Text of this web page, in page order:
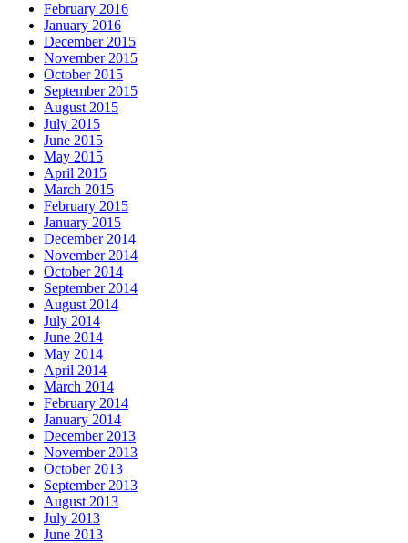
February 2016
January 2016
December 2015
November 2015
October 2015
September 2015
August 2015
July 2015
June 2015
May 2015
April 2015
March 2015
February 2015
January 2015
December 2014
November 2014
October 2014
September 2014
August 2014
July 2014
June 2014
May 2014
April 2014
March 2014
February 2014
January 2014
December 2013
November 2013
October 2013
September 2013
August 2013
July 2013
June 2013